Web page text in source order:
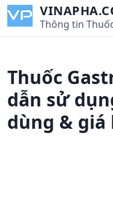
i
Thông tin
Thuốc
dẫn sử
dùng & giá